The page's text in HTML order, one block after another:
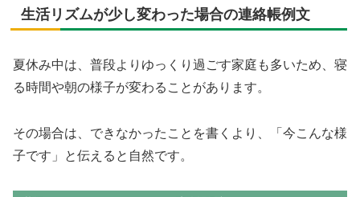
生活リズムが少し変わった場合の連絡帳例文
夏休み中は、普段よりゆっくり過ごす家庭も多いため、寝
る時間や朝の様子が変わることがあります。
その場合は、できなかったことを書くより、「今こんな様
子です」と伝えると自然です。